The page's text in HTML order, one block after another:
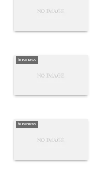
business
business